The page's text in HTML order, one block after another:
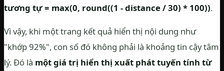
tương tự = max(0, round((1 - distance / 30) * 100)).
Vì vậy, khi một trang kết quả hiển thị nội dung như
"khớp 92%", con số đó không phải là khoảng tin cậy tâm
lý. Đó là một giá trị hiển thị xuất phát tuyến tính từ